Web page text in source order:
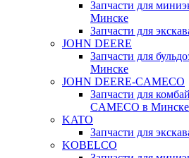
Запчасти для
Минске
Запчасти для
JOHN DEERE
Запчасти для
Минске
JOHN DEERE-CAMECO
Запчасти для
CAMECO в Минске
KATO
Запчасти для
KOBELCO